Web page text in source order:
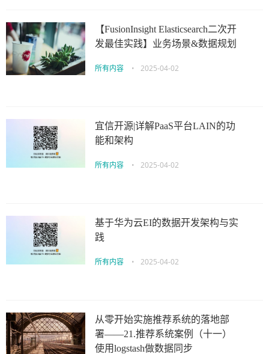
【FusionInsight Elasticsearch二次开
发最佳实践】业务场景&数据规划
所有内容 • 2025-04-02
宜信开源|详解PaaS平台LAIN的功
能和架构
所有内容 • 2025-04-02
基于华为云EI的数据开发架构与实
践
所有内容 • 2025-04-02
从零开始实施推荐系统的落地部
署——21.推荐系统案例（十一）
使用logstash做数据同步